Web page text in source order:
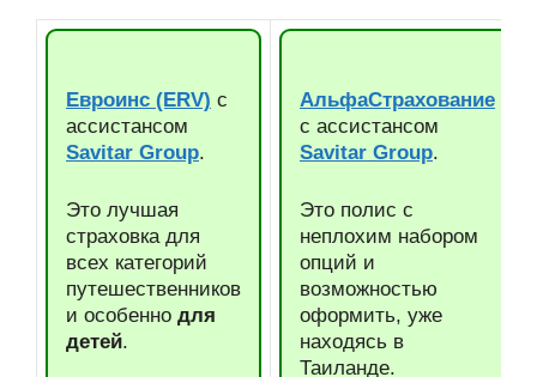
Евроинс (ERV) с
ассистансом
Savitar Group.
Это лучшая
страховка для
всех категорий
путешественников
и особенно для
детей.
АльфаСтрахование
с ассистансом
Savitar Group.
Это полис с
неплохим набором
опций и
возможностью
оформить, уже
находясь в
Таиланде.